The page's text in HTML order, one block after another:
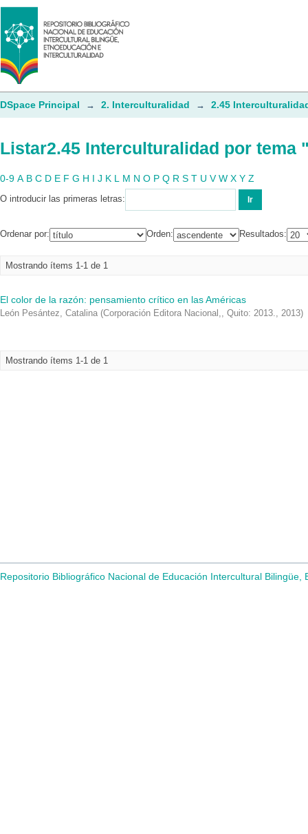
Listar2.45 Interculturalidad por tema
DSpace Principal → 2. Interculturalidad → 2.45
Listar2.45 Interculturalidad por tema
0-9 A B C D E F G H I J K L M N O P Q R S T U V W X Y Z
O introducir las primeras letras:
Ordenar por: Orden: Resultados:
Mostrando ítems 1-1 de 1
El color de la razón: pensamiento crítico en las Américas
León Pesántez, Catalina (Corporación Editora Nacional,, Quito: 2013., 2013)
Mostrando ítems 1-1 de 1
Repositorio Bibliográfico Nacional de Educación Intercultural